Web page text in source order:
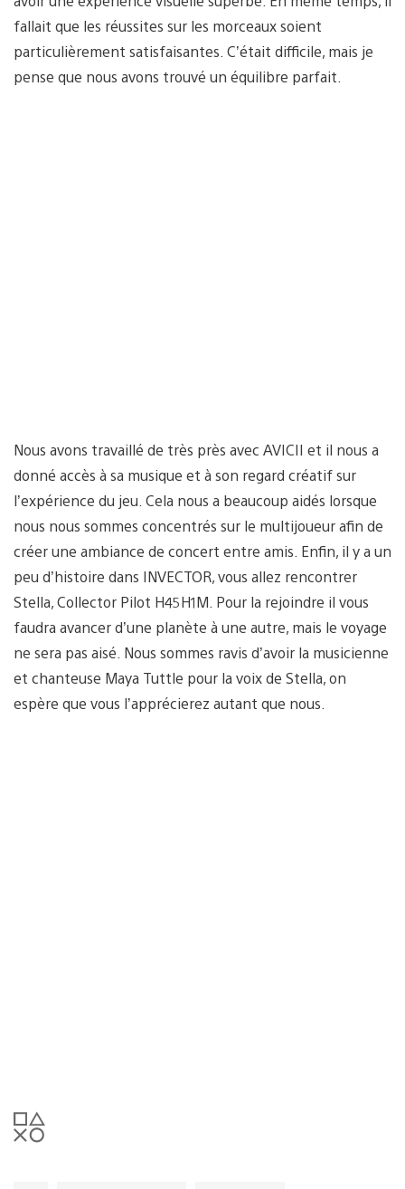
fallait que les réussites sur les morceaux soient
particulièrement satisfaisantes. C’était difficile, mais je
pense que nous avons trouvé un équilibre parfait.
Nous avons travaillé de très près avec AVICII et il nous a
donné accès à sa musique et à son regard créatif sur
l’expérience du jeu. Cela nous a beaucoup aidés lorsque
nous nous sommes concentrés sur le multijoueur afin de
créer une ambiance de concert entre amis. Enfin, il y a un
peu d’histoire dans INVECTOR, vous allez rencontrer
Stella, Collector Pilot H45H1M. Pour la rejoindre il vous
faudra avancer d’une planète à une autre, mais le voyage
ne sera pas aisé. Nous sommes ravis d’avoir la musicienne
et chanteuse Maya Tuttle pour la voix de Stella, on
espère que vous l’apprécierez autant que nous.